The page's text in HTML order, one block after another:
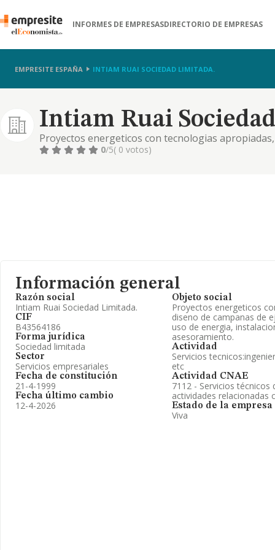
INFORMES DE EMPRESASDIRECTORIO DE EMPRESAS
EMPRESITE ESPAÑA INTIAM RUAI SOCIEDAD LIMITADA.
Intiam Ruai
Proyectos energeticos con tecnologias
el uso de energia, instalaciones, comercializacion,
0/5( 0 votos)
Información general
Razón social
Intiam Ruai Sociedad Limitada.
CIF
B43564186
Forma jurídica
Sociedad limitada
Sector
Servicios empresariales
Fecha de constitución
21-4-1999
Fecha último cambio
12-4-2026
Objeto social
Proyectos energeticos
diseno de campanas de
uso de energia,
asesoramiento.
Actividad
Servicios
etc
Actividad CNAE
7112 - Servicios técnicos
actividades relacionadas
Estado de la empresa
Viva